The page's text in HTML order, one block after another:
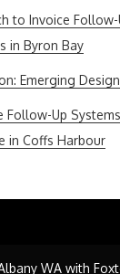
to Invoice
in Byron Bay
Emerging
Follow-Up
in Coffs Harbour
WA with